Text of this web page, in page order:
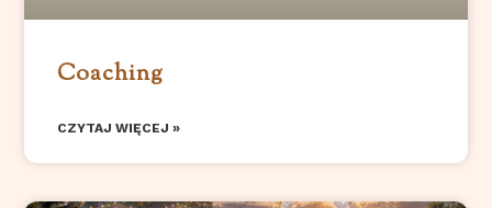
Coaching
CZYTAJ WIĘCEJ »